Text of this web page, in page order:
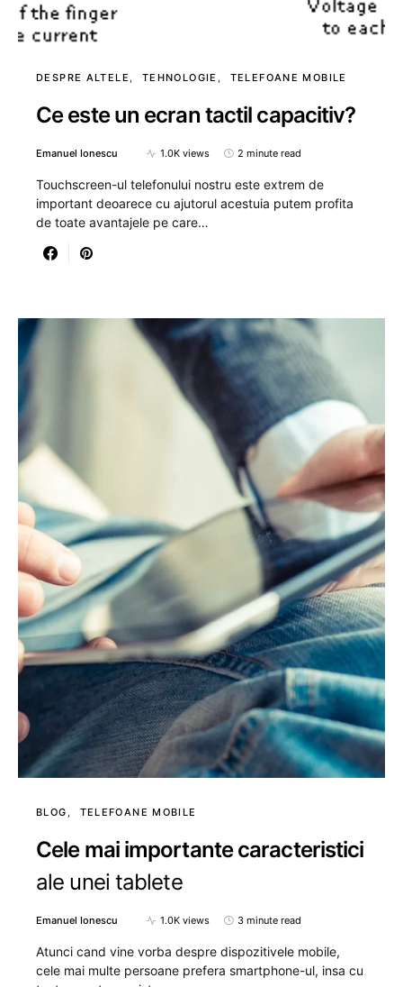
DESPRE ALTELE TEHNOLOGIE TELEFOANE MOBILE
Ce este un ecran tactil capacitiv?
Emanuel Ionescu 1.0K views 2 minute read
Touchscreen-ul telefonului nostru este extrem de
important deoarece cu ajutorul acestuia putem profita
de toate avantajele pe care…
BLOG TELEFOANE MOBILE
Cele mai importante caracteristici
ale unei tablete
Emanuel Ionescu 1.0K views 3 minute read
Atunci cand vine vorba despre dispozitivele mobile,
cele mai multe persoane prefera smartphone-ul, insa cu